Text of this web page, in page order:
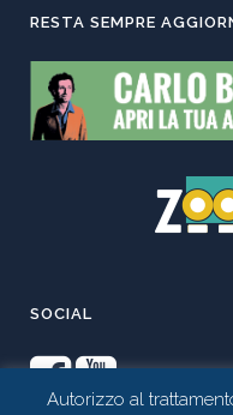
RESTA SEMPRE
SOCIAL
Autorizzo al